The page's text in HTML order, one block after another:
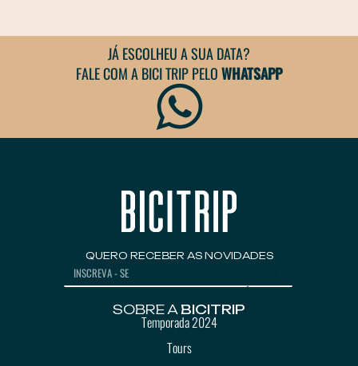
JÁ ESCOLHEU A SUA DATA?
FALE COM A BICI TRIP PELOWHATSAPP
QUERO RECEBER AS NOVIDADES
SOBRE A BICITRIP
Temporada 2024
Tours